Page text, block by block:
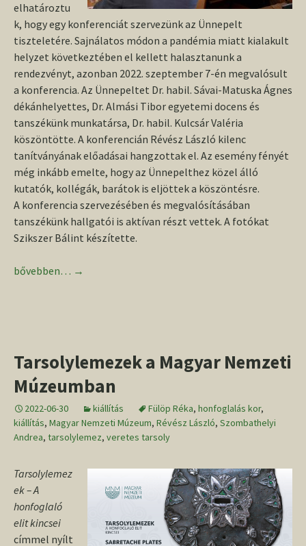
elhatároztu
k, hogy egy konferenciát szervezünk az Ünnepelt
tiszteletére. Sajnálatos módon a pandémia miatt kialakult
helyzet következtében el kellett halasztanunk a
rendezvényt, azonban 2022. szeptember 7-én megvalósult
a konferencia. Az Ünnepeltet Dr. habil. Sávai-Matuska Ágnes
dékánhelyettes, Dr. Almási Tibor egyetemi docens és
tanszékünk munkatársa, Dr. habil. Kulcsár Valéria
köszöntötte. A konferencián Révész László kilenc
tanítványának előadásai hangzottak el. Az esemény fényét
még inkább emelte, hogy az Ünnepelthez közel álló
kutatók, kollégák, barátok is eljöttek a köszöntésre.
A konferencia szervezésében és megvalósításában
tanszékünk hallgatói is aktívan részt vettek. A fotókat
Szikszer Bálint készítette.
Ünnepi konferencia Révész László tiszteletére
bővebben… →
Tarsolylemezek a Magyar Nemzeti
Múzeumban
2022-06-30 kiállítás Fülöp Réka, honfoglalás kor,
kiállítás, Magyar Nemzeti Múzeum, Révész László, Szombathelyi
Andrea, tarsolylemez, veretes tarsoly
Tarsolylemez
ek – A
honfoglaló
elit kincsei
címmel nyílt